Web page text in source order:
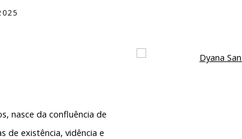
Open a larger version of
nasce da confluência de
de existência, vidência e